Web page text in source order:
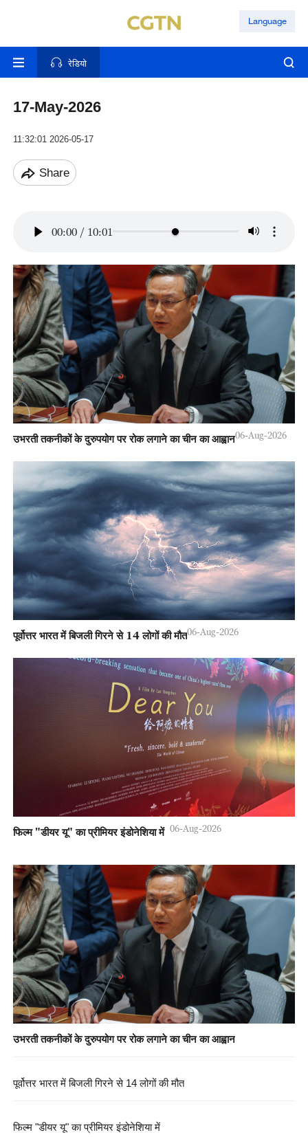
Language
रेडियो
17-May-2026
11:32:01 2026-05-17
Share
00:00 / 10:01
उभरती तकनीकों के दुरुपयोग पर रोक लगाने का चीन का आह्वान06-Aug-2026
पूर्वोत्तर भारत में बिजली गिरने से 14 लोगों की मौत06-Aug-2026
फिल्म "डीयर यू" का प्रीमियर इंडोनेशिया में 06-Aug-2026
उभरती तकनीकों के दुरुपयोग पर रोक लगाने का चीन का आह्वान
पूर्वोत्तर भारत में बिजली गिरने से 14 लोगों की मौत
फिल्म "डीयर यू" का प्रीमियर इंडोनेशिया में